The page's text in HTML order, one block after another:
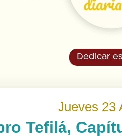
Dedicar
Jueves 23
Tefilá,